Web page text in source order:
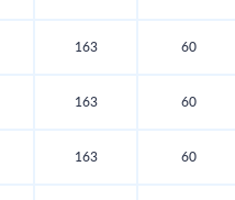
163 60
163 60
163 60